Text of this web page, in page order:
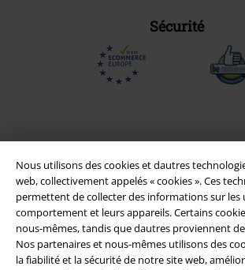
Nous utilisons des cookies et dautres
web, collectivement appelés « cookies ». Ces
permettent de collecter des informations sur les
comportement et leurs appareils. Certains
nous-mêmes, tandis que dautres proviennent
Nos partenaires et nous-mêmes utilisons des
la fiabilité et la sécurité de notre site web,
Sécurité
Légal